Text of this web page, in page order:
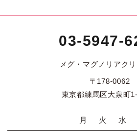
03-5947-
メグ・マグノリアク
〒178-0062
東京都練馬区大泉町
月 火 水